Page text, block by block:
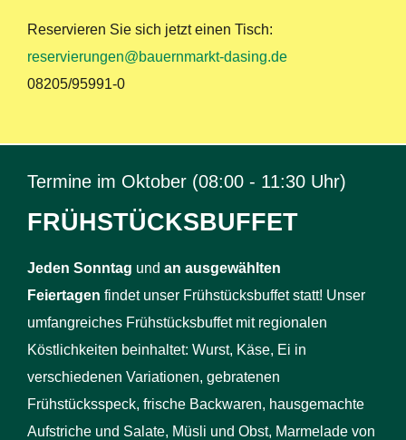
Reservieren Sie sich jetzt einen Tisch:
reservierungen@bauernmarkt-dasing.de
08205/95991-0
Termine im Oktober (08:00 - 11:30 Uhr)
FRÜHSTÜCKSBUFFET
Jeden Sonntag und an ausgewählten
Feiertagen findet unser Frühstücksbuffet statt! Unser
umfangreiches Frühstücksbuffet mit regionalen
Köstlichkeiten beinhaltet: Wurst, Käse, Ei in
verschiedenen Variationen, gebratenen
Frühstücksspeck, frische Backwaren, hausgemachte
Aufstriche und Salate, Müsli und Obst, Marmelade von